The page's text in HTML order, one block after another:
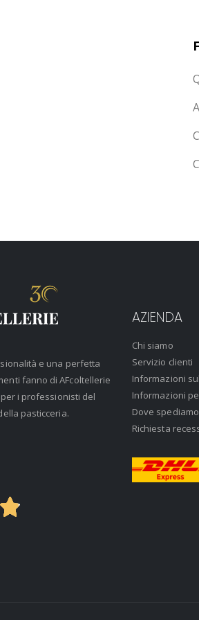
e una perfetta
fanno di AFcoltellerie
i professionisti del
pasticceria.
AZIENDA
Chi siamo
Servizio clienti
Informazioni
Informazioni
Dove spediamo
Richiesta